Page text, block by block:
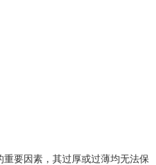
要因素，其过厚或过薄均无法保